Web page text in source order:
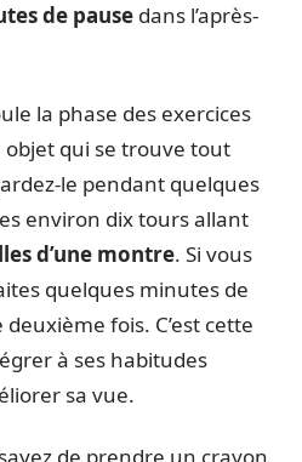
de pause dans l’après-
la phase des exercices
objet qui se trouve tout
le pendant quelques
environ dix tours allant
d’une montre. Si vous
quelques minutes de
fois. C’est cette
à ses habitudes
sa vue.